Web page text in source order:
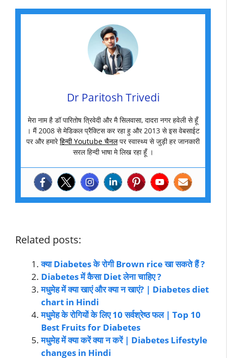
Dr Paritosh Trivedi
मेरा नाम है डॉ पारितोष त्रिवेदी और मै सिलवासा, दादरा नगर हवेली से हूँ
। मैं 2008 से मेडिकल प्रैक्टिस कर रहा हु और 2013 से इस वेबसाईट
पर और हमारेहिन्दी Youtube चैनलपर स्वास्थ्य से जुड़ी हर जानकारी
सरल हिन्दी भाषा मे लिख रहा हूँ ।
Related posts:
क्या Diabetes के रोगी Brown rice खा सकते हैं ?
Diabetes में कैसा Diet लेना चाहिए ?
मधुमेह में क्या खाएं और क्या न खाएं? | Diabetes diet
chart in Hindi
मधुमेह के रोगियों के लिए 10 सर्वश्रेष्ठ फल | Top 10
Best Fruits for Diabetes
मधुमेह में क्या करें क्या न करें | Diabetes Lifestyle
changes in Hindi